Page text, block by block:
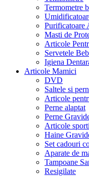
Termometre
Purificatoare
Masti de
Articole
Servetele
Igiena
Articole Mamici
DVD
Saltele si
Articole
Perne alaptat
Perne
Articole
Haine
Set cadouri
Aparate de
Tampoane
Resigilate